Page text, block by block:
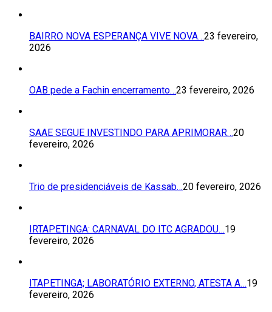
BAIRRO NOVA ESPERANÇA VIVE NOVA…23 fevereiro,
2026
OAB pede a Fachin encerramento…23 fevereiro, 2026
SAAE SEGUE INVESTINDO PARA APRIMORAR…20
fevereiro, 2026
Trio de presidenciáveis de Kassab…20 fevereiro, 2026
IRTAPETINGA: CARNAVAL DO ITC AGRADOU…19
fevereiro, 2026
ITAPETINGA; LABORATÓRIO EXTERNO, ATESTA A…19
fevereiro, 2026